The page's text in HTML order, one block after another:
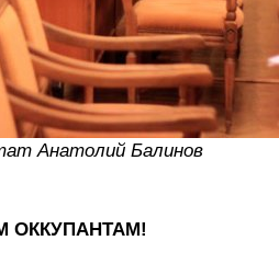
Анатолий Балинов
ОККУПАНТАМ!